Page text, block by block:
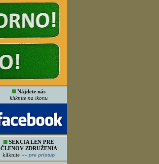
Nájdete nás
kliknite na ikonu
SEKCIA LEN PRE
ČLENOV ZDRUŽENIA
kliknite »» pre prístup